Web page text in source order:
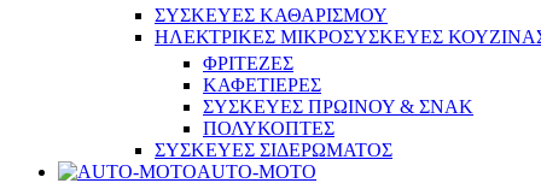
ΣΥΣΚΕΥΕΣ ΚΑΘΑΡΙΣΜΟΥ
ΗΛΕΚΤΡΙΚΕΣ ΜΙΚΡΟΣΥΣΚΕΥΕΣ
ΦΡΙΤΕΖΕΣ
ΚΑΦΕΤΙΕΡΕΣ
ΣΥΣΚΕΥΕΣ ΠΡΩΙΝΟΥ & ΣΝΑΚ
ΠΟΛΥΚΟΠΤΕΣ
ΣΥΣΚΕΥΕΣ ΣΙΔΕΡΩΜΑΤΟΣ
AUTO-MOTO